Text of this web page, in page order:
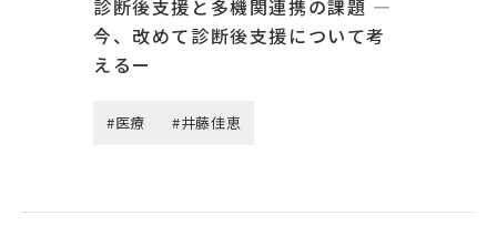
診断後支援と多機関連携の課題 ―
今、改めて診断後支援について考
えるー
#医療 #井藤佳恵